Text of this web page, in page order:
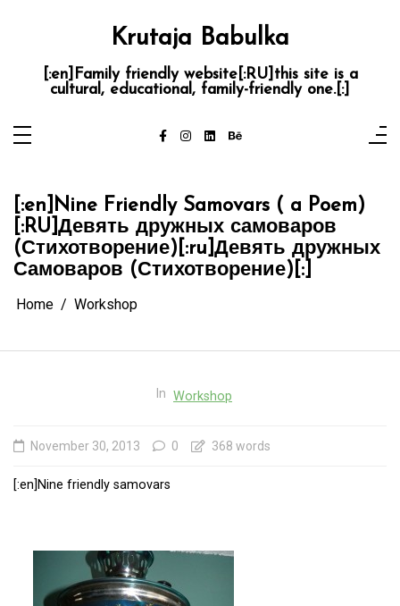
Krutaja Babulka
[:en]Family friendly website[:RU]this site is a
cultural, educational, family-friendly one.[:]
[:en]Nine Friendly Samovars ( a Poem)
[:RU]Девять дружных самоваров
(Стихотворение)[:ru]Девять дружных
Самоваров (Стихотворение)[:]
Home Workshop
In Workshop
November 30, 2013 0 368 words
[:en]Nine friendly samovars